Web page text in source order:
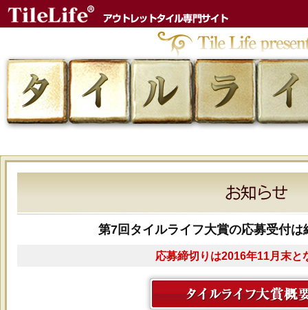
第7回タイルライフ大賞の応募受付は
応募締切りは2016年11月末と